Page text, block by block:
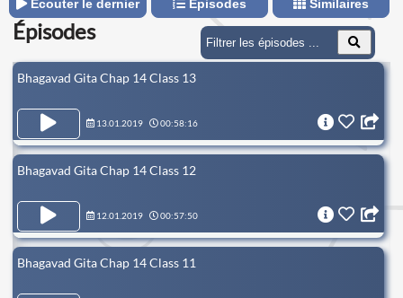
Écouter le dernier Épisodes Similaires
Épisodes
Bhagavad Gita Chap 14 Class 13
13.01.2019 00:58:16
Bhagavad Gita Chap 14 Class 12
12.01.2019 00:57:50
Bhagavad Gita Chap 14 Class 11